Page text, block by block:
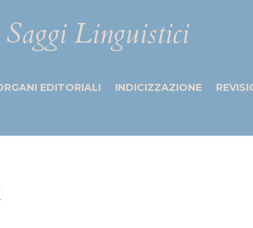
Linguistici
EDITORIALI INDICIZZAZIONE